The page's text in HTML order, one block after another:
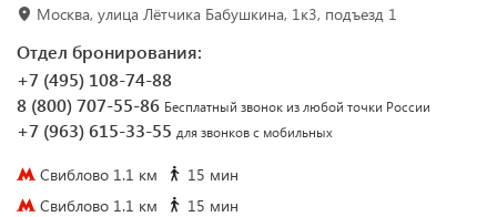
Москва, улица Лётчика Бабушкина, 1к3, подъезд 1
Отдел бронирования:
+7 (495) 108-74-88
8 (800) 707-55-86 Бесплатный звонок из любой точки России
+7 (963) 615-33-55 для звонков с мобильных
Свиблово 1.1 км
15 мин
Свиблово 1.1 км
15 мин